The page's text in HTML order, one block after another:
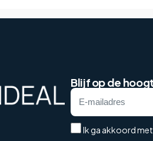
Blijf op de
Ik ga akkoord